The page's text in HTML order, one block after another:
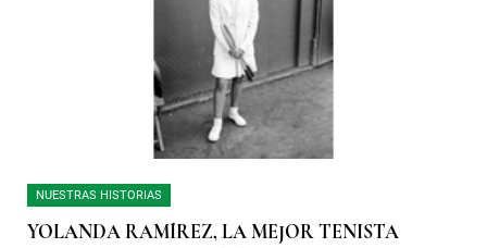
NUESTRAS HISTORIAS
YOLANDA RAMÍREZ, LA MEJOR TENISTA